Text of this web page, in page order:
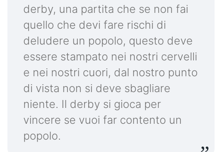
derby, una partita che se non fai
quello che devi fare rischi di
deludere un popolo, questo deve
essere stampato nei nostri cervelli
e nei nostri cuori, dal nostro punto
di vista non si deve sbagliare
niente. Il derby si gioca per
vincere se vuoi far contento un
popolo.